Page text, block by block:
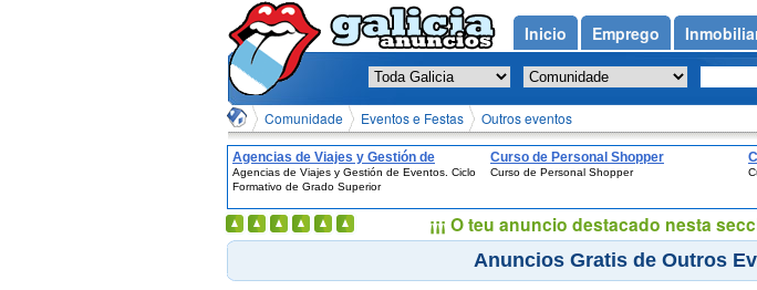
Comunidade Eventos e Festas Outros eventos
Agencias de Viajes y Gestión de
Eventos. Ciclo Formativo de Grado
Superior
Agencias de Viajes y Gestión de Eventos. Ciclo
Formativo de Grado Superior
Curso de Personal Shopper
Curso de Personal Shopper
Anuncios Gratis de Outros
Inicio Emprego
¡¡¡ O teu anuncio destacado nesta